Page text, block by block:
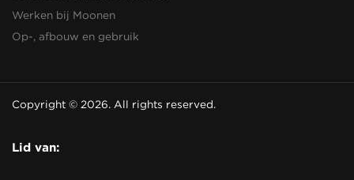
Werken bij Moonen
Op-, afbouw en gebruik
Copyright © 2026. All rights reserved.
Lid van: